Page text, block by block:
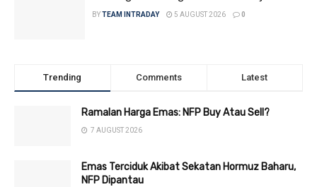
BYTEAM INTRADAY 5 AUGUST 2026 0
Trending Comments Latest
Ramalan Harga Emas: NFP Buy Atau Sell?
7 AUGUST 2026
Emas Terciduk Akibat Sekatan Hormuz Baharu,
NFP Dipantau